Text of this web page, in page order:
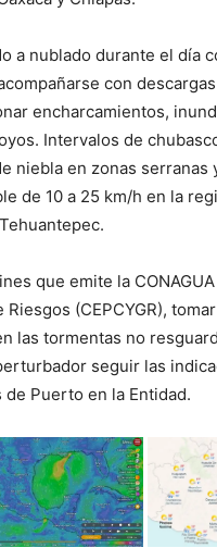
a nublado durante el día
con
encharcamientos,
Intervalos de
niebla en zonas
de 10 a 25 km/h en la
que emite la
(CEPCYGR),
las tormentas no
seguir las
Puerto en la Entidad.